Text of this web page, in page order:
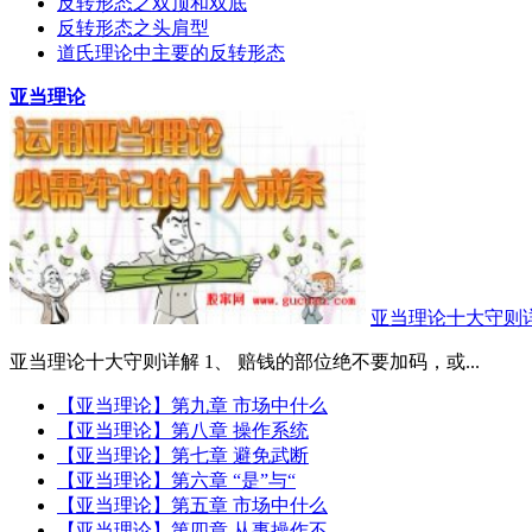
反转形态之头肩型
道氏理论中主要的反转形态
亚当理论
亚当理论十大守则
亚当理论十大守则详解 1、 赔钱的部位绝不要加码，或...
【亚当理论】第九章 市场中什么
【亚当理论】第八章 操作系统
【亚当理论】第七章 避免武断
【亚当理论】第六章 “是”与“
【亚当理论】第五章 市场中什么